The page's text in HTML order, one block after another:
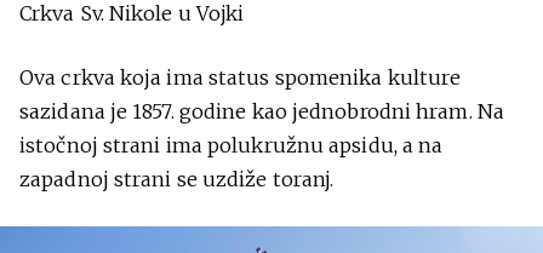
Crkva Sv. Nikole u Vojki
Ova crkva koja ima status spomenika kulture
sazidana je 1857. godine kao jednobrodni hram. Na
istočnoj strani ima polukružnu apsidu, a na
zapadnoj strani se uzdiže toranj.